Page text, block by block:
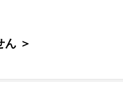
ん ＞